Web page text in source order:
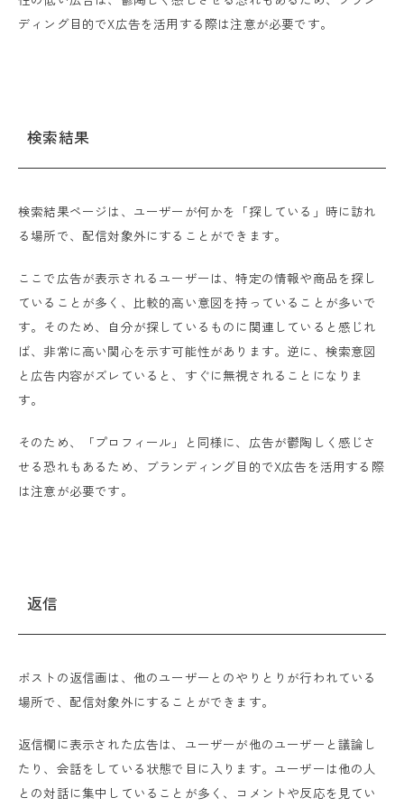
ディング目的でX広告を活用する際は注意が必要です。
検索結果
検索結果ページは、ユーザーが何かを「探している」時に訪れ
る場所で、配信対象外にすることができます。
ここで広告が表示されるユーザーは、特定の情報や商品を探し
ていることが多く、比較的高い意図を持っていることが多いで
す。そのため、自分が探しているものに関連していると感じれ
ば、非常に高い関心を示す可能性があります。逆に、検索意図
と広告内容がズレていると、すぐに無視されることになりま
す。
そのため、「プロフィール」と同様に、広告が鬱陶しく感じさ
せる恐れもあるため、ブランディング目的でX広告を活用する際
は注意が必要です。
返信
ポストの返信画は、他のユーザーとのやりとりが行われている
場所で、配信対象外にすることができます。
返信欄に表示された広告は、ユーザーが他のユーザーと議論し
たり、会話をしている状態で目に入ります。ユーザーは他の人
との対話に集中していることが多く、コメントや反応を見てい